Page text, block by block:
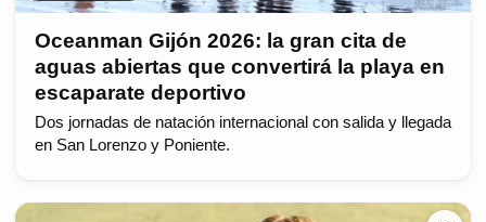
Oceanman Gijón 2026: la gran cita de
aguas abiertas que convertirá la playa en
escaparate deportivo
Dos jornadas de natación internacional con salida y llegada
en San Lorenzo y Poniente.